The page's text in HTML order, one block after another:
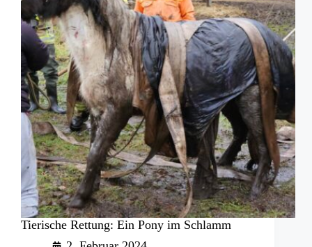
Saarland
Tierische Rettung: Ein Pony im Schlamm